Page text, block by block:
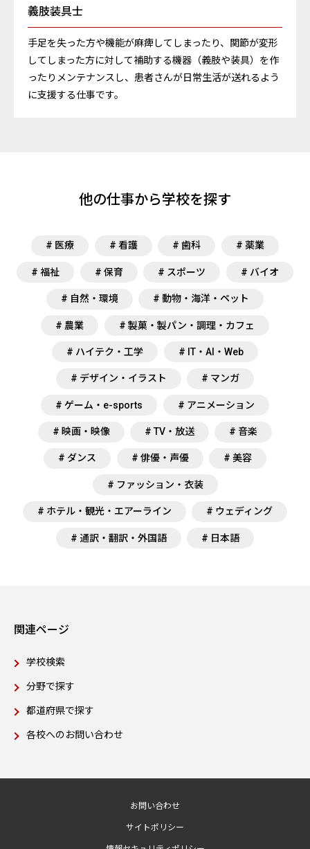
義肢装具士
手足を失った方や機能が麻痺してしまったり、関節が変形
してしまった方に対して補助する機器（義肢や装具）を作
ったりメンテナンスし、患者さんが日常生活が送れるよう
に支援する仕事です。
他の仕事から学校を探す
# 医療 # 看護 # 歯科 # 薬業
# 福祉 # 保育 # スポーツ # バイオ
# 自然・環境 # 動物・海洋・ペット
# 農業 # 製菓・製パン・調理・カフェ
# ハイテク・工学 # IT・AI・Web
# デザイン・イラスト # マンガ
# ゲーム・e-sports # アニメーション
# 映画・映像 # TV・放送 # 音楽
# ダンス # 俳優・声優 # 美容
# ファッション・衣装
# ホテル・観光・エアーライン # ウェディング
# 通訳・翻訳・外国語 # 日本語
関連ページ
学校検索
分野で探す
都道府県で探す
各校へのお問い合わせ
お問い合わせ
サイトポリシー